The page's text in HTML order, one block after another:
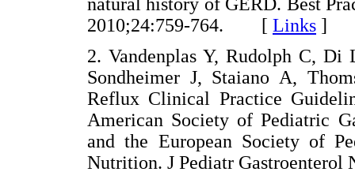
2010;24:759-764. [ Links ]
2. Vandenplas Y, Rudolph C,
Sondheimer J, Staiano A,
Reflux Clinical Practice
American Society of Pediatric
and the European Society of
Nutrition. J Pediatr